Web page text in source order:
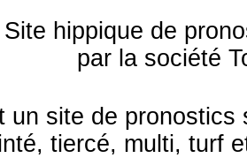
Site hippique de
par la société
un site de pronostics
tiercé, multi, turf